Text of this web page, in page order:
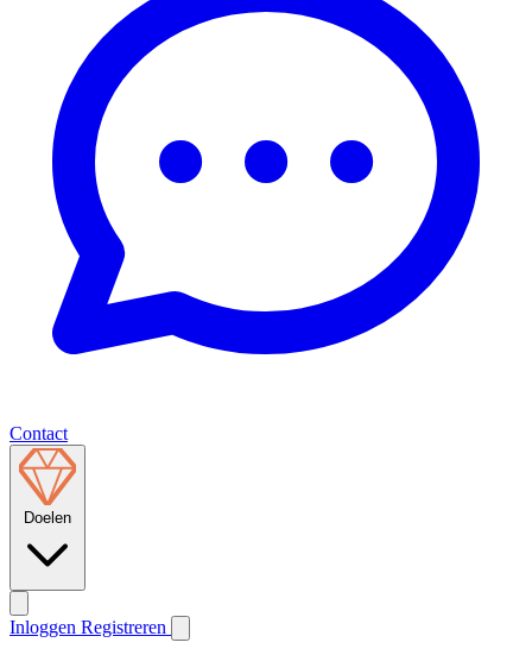
Contact
Doelen
Inloggen Registreren